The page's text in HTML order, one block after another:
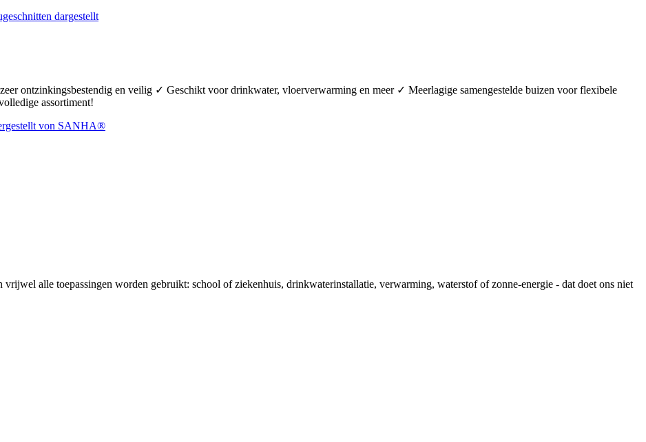
ontzinkingsbestendig en veilig ✓ Geschikt voor drinkwater, vloerverwarming en meer ✓ Meerlagige samengestelde buizen voor flexibele
assortiment!
alle toepassingen worden gebruikt: school of ziekenhuis, drinkwaterinstallatie, verwarming, waterstof of zonne-energie - dat doet ons niet